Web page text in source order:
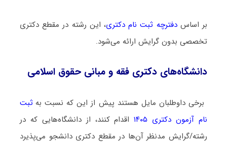
بر اساسدفترچه ثبت نام دکتری، این رشته در مقطع دکتری
تخصصی بدون گرایش ارائه می‌شود.
دانشگاه‌های دکتری ﻓﻘﻪ و ﻣﺒﺎنی ﺣﻘﻮق اﺳﻼمی
برخی داوطلبان مایل هستند پیش از این که نسبت به ثبت
نام آزمون دکتری ۱۴۰۵
اقدام کنند، از دانشگاه‌هایی که در
رشته/گرایش مدنظر آن‌ها در مقطع دکتری دانشجو می‌پذیرد